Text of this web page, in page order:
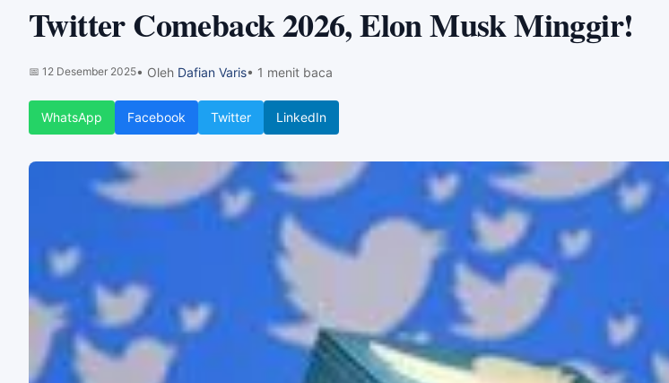
Twitter Comeback 2026, Elon Musk Minggir!
📅 12 Desember 2025• Oleh Dafian Varis• 1 menit baca
WhatsApp Facebook Twitter LinkedIn